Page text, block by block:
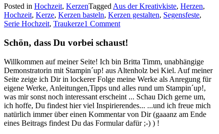
zur
Hochzeit…“
Posted in Hochzeit, KerzenTagged Aus der Kreativkiste, Herzen,
Hochzeit, Kerze, Kerzen basteln, Kerzen gestalten, Segensfeste,
Serie Hochzeit, Traukerze1 Comment
Schön, dass Du vorbei schaust!
Willkommen auf meiner Seite! Ich bin Britta Timm, unabhängige
Demonstratorin mit Stampin´up! aus Altenholz bei Kiel. Auf meiner
Seite zeige ich Dir in lockerer Folge meine Werke als Anregung für
eigene Werke, Anleitungen,Tipps und alles rund um Stampin´up!,
was mir sonst noch interessant erscheint ... Schau Dich gerne um,
ich hoffe, Du findest hier viel Inspirierendes... ...und ich freue mich
natürlich immer über einen Kommentar von Dir (gaaanz am Ende
eines Beitrags findest Du das Formular dafür ;-) ) !